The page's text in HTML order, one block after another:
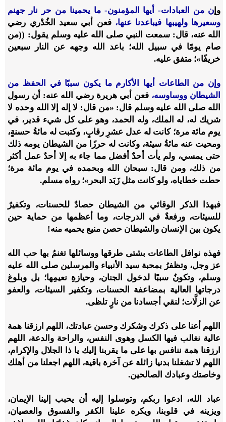
وإن من العبادات- أيها المؤمنون- ما يحمينا من حر نار جهنم
وسعيرها ولهيبها فيباعدنا عنها، فعن أبي سعيد الخُدْري رضي
الله عنه، قال: سمعت النبي صلى الله عليه وسلم يقول: ((من
صام يومًا في سبيل الله؛ باعد الله وجهه عن النار سبعين
خريفًا»؛ متفق عليه.
وإن من الطاعات أيها الأكارم ما يكون سببًا في الحفظ من
الشيطان ووساوسه، فعن أبي هريرة رضي الله عنه: أن رسول
الله صلى الله عليه وسلم قال: «من قال: لا إله إلا الله وحده لا
شريك له، له الملك، وله الحمد، وهو على كل شيء قدير، في
يوم مائة مرة؛ كانت له عدل عشرِ رقابٍ، وكتبت له مائةُ حسنةٍ،
ومحيت عنه مائةُ سيئة، وكانت له حرزًا من الشيطان يومه ذلك
حتى يمسي، ولم يأت أحدٌ أفضل مما جاء به إلا أحدٌ عمل أكثر
من ذلك، ومن قال: سبحان الله وبحمده في يوم مائة مرة؛
حطت خطاياه، ولو كانت مثل زَبَد البحر»؛ رواه مسلم.
فبهذا الذكر الوقائي من الشيطان حصادٌ للحسنات، وتكفيرٌ
للسيئات، ورفعةٌ في الدرجات، وما أعظمها من حماية حين
يكون بين الإنسان والشيطان حصن منيع يحميه منه!
فهذه نوافل الطاعات بشتى طرقها ووسائلها تغنمُ بها حب الله
عز وجل، وتظفرُ بمحبة سيد الأنبياء والمرسلين صلى الله عليه
وسلم، وتكونُ سببًا لدخول الجنان، وحيازةِ نعيمِها؛ بل وبلوغ
درجاتها العالية بمضاعفة الحسنات، وتكفير السيئات، والعفو
عن الزلَّات؛ لنقي أجسادنا من نارٍ تلظى.
اللهم أعنا على ذكرك وشكرك وحسن عبادتك، اللهم ارزقنا همة
عالية نغالب فيها الكسل وهوى النفس، والراحة والدعة، اللهم
ارزقنا همة ننافس بها على ما يقربنا إليك يا ذا الجلال والإكرام،
اللهم لا تشغلنا بدنيا زائلة عن آخرة باقية، اللهم اجعلنا من أهلك
وخاصتك وعبادك الصالحين.
عباد الله، ادعوا ربكم، وتوسلوا إليه أن يحبب إلينا الإيمان،
ويزينه في قلوبنا، ويكره علينا الكفر والفسوق والعصيان،